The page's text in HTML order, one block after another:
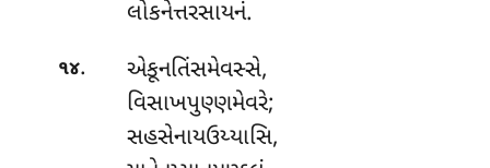
લોકનેત્તરસાયનં.
૧૪.
એકૂનતિંસમેવસ્સે,
વિસાખપુણ્ણમેવરે;
સહસેનાયઉય્યાસિ,